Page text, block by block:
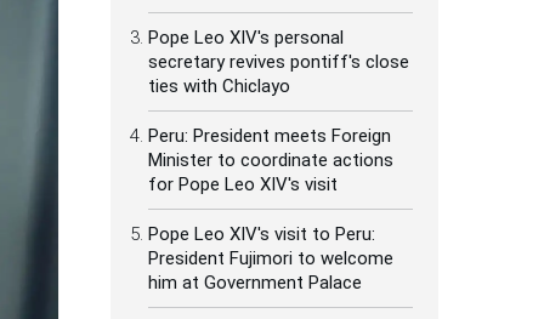
Pope Leo XIV's personal
secretary revives pontiff's close
ties with Chiclayo
Peru: President meets Foreign
Minister to coordinate actions
for Pope Leo XIV's visit
Pope Leo XIV's visit to Peru:
President Fujimori to welcome
him at Government Palace